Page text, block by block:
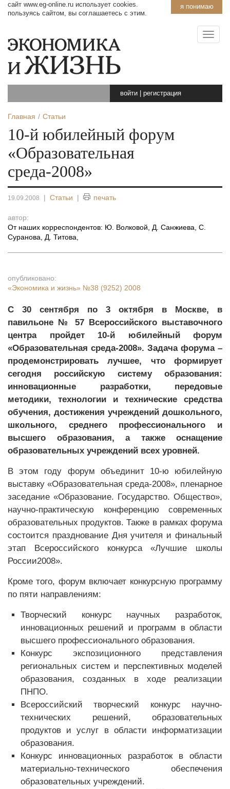
я понимаю
сайт www.eg-online.ru использует cookies.
пользуясь сайтом, вы соглашаетесь с этим.
войти регистрация
Главная Статьи
10-й юбилейный форум
«Образовательная
среда-2008»
19.09.2008 | Статьи | печать
автор:
От наших корреспондентов: Ю. Волковой, Д. Санжиева, С.
Суранова, Д. Титова
опубликовано:
«Экономика и жизнь» №38 (9252) 2008
C 30 сентября по 3 октября в Москве, в
павильоне № 57 Всероссийского выставочного
центра пройдет 10-й юбилейный форум
«Образовательная среда-2008». Задача форума –
продемонстрировать лучшее, что формирует
сегодня российскую систему образования:
инновационные разработки, передовые
методики, технологии и технические средства
обучения, достижения учреждений дошкольного,
школьного, среднего профессионального и
высшего образования, а также оснащение
образовательных учреждений всех уровней.
В этом году форум объединит 10-ю юбилейную
выставку «Образовательная среда-2008», пленарное
заседание «Образование. Государство. Общество»,
научно-практическую конференцию современных
образовательных продуктов. Также в рамках форума
состоится празднование Дня учителя и финальный
этап Всероссийского конкурса «Лучшие школы
России2008».
Кроме того, форум включает конкурсную программу
по пяти направлениям:
Творческий конкурс научных разработок,
инновационных решений и программ в области
высшего профессионального образования.
Конкурс экспозиционного представления
региональных систем и перспективных моделей
образования, созданных в ходе реализации
ПНПО.
Всероссийский творческий конкурс научно-
технических решений, образовательных
продуктов и услуг в области информатизации
образования.
Конкурс инновационных разработок в области
материально-технического обеспечения
образовательных учреждений.